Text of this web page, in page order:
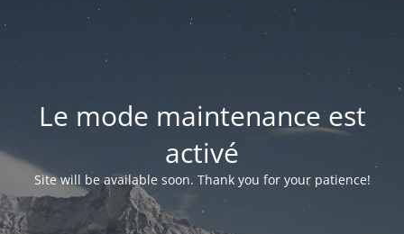
Le mode maintenance est
activé
Site will be available soon. Thank you for your patience!